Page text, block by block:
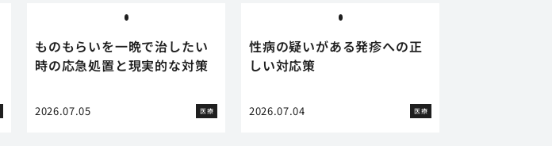
ものもらいを一晩で治したい
時の応急処置と現実的な対策
2026.07.05 医療
性病の疑いがある発疹への正
しい対応策
2026.07.04 医療